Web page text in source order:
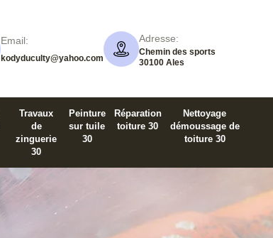
Email:
kodyduculty@yahoo.com
Adresse:
Chemin des sports
30100 Ales
Travaux
de
zinguerie
30
Peinture
sur tuile
30
Réparation
toiture 30
Nettoyage
démoussage de
toiture 30